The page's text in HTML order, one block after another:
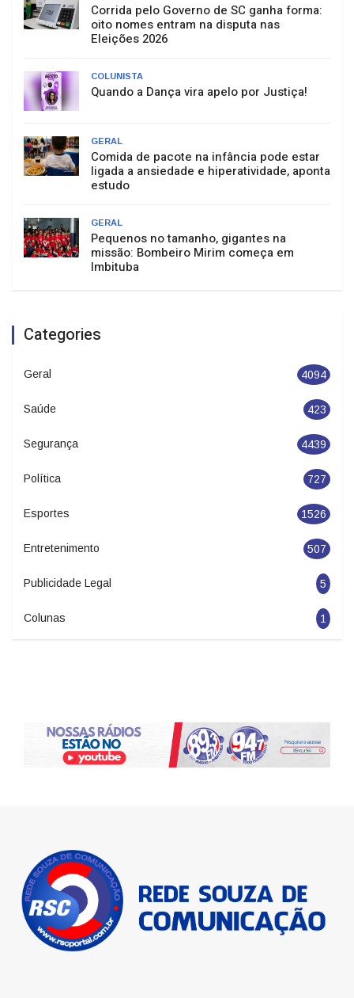
Corrida pelo Governo de SC ganha forma:
oito nomes entram na disputa nas
Eleições 2026
COLUNISTA
Quando a Dança vira apelo por Justiça!
GERAL
Comida de pacote na infância pode estar
ligada a ansiedade e hiperatividade, aponta
estudo
GERAL
Pequenos no tamanho, gigantes na
missão: Bombeiro Mirim começa em
Imbituba
Categories
Geral 4094
Saúde 423
Segurança 4439
Política 727
Esportes 1526
Entretenimento 507
Publicidade Legal 5
Colunas 1